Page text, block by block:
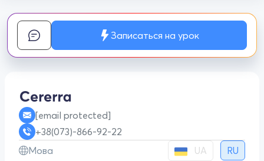
Записаться на урок
[email protected]
+38(073)-866-92-22
Мова
UA RU